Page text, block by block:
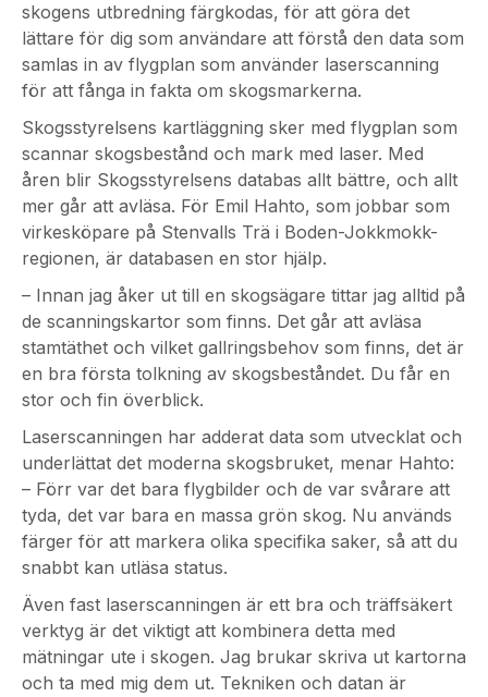
skogens utbredning färgkodas, för att göra det
lättare för dig som användare att förstå den data som
samlas in av flygplan som använder laserscanning
för att fånga in fakta om skogsmarkerna.
Skogsstyrelsens kartläggning sker med flygplan som
scannar skogsbestånd och mark med laser. Med
åren blir Skogsstyrelsens databas allt bättre, och allt
mer går att avläsa. För Emil Hahto, som jobbar som
virkesköpare på Stenvalls Trä i Boden-Jokkmokk-
regionen, är databasen en stor hjälp.
– Innan jag åker ut till en skogsägare tittar jag alltid på
de scanningskartor som finns. Det går att avläsa
stamtäthet och vilket gallringsbehov som finns, det är
en bra första tolkning av skogsbeståndet. Du får en
stor och fin överblick.
Laserscanningen har adderat data som utvecklat och
underlättat det moderna skogsbruket, menar Hahto:
– Förr var det bara flygbilder och de var svårare att
tyda, det var bara en massa grön skog. Nu används
färger för att markera olika specifika saker, så att du
snabbt kan utläsa status.
Även fast laserscanningen är ett bra och träffsäkert
verktyg är det viktigt att kombinera detta med
mätningar ute i skogen. Jag brukar skriva ut kartorna
och ta med mig dem ut. Tekniken och datan är